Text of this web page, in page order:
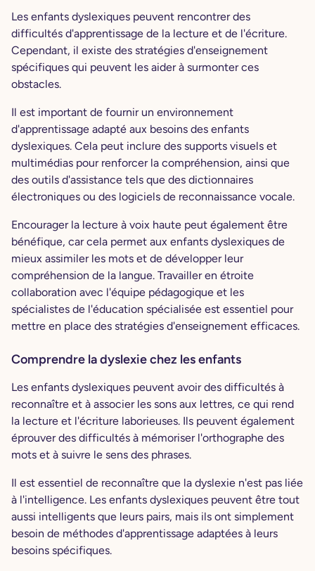
Les enfants dyslexiques peuvent rencontrer des
difficultés d'apprentissage de la lecture et de l'écriture.
Cependant, il existe des stratégies d'enseignement
spécifiques qui peuvent les aider à surmonter ces
obstacles.
Il est important de fournir un environnement
d'apprentissage adapté aux besoins des enfants
dyslexiques. Cela peut inclure des supports visuels et
multimédias pour renforcer la compréhension, ainsi que
des outils d'assistance tels que des dictionnaires
électroniques ou des logiciels de reconnaissance vocale.
Encourager la lecture à voix haute peut également être
bénéfique, car cela permet aux enfants dyslexiques de
mieux assimiler les mots et de développer leur
compréhension de la langue. Travailler en étroite
collaboration avec l'équipe pédagogique et les
spécialistes de l'éducation spécialisée est essentiel pour
mettre en place des stratégies d'enseignement efficaces.
Comprendre la dyslexie chez les enfants
Les enfants dyslexiques peuvent avoir des difficultés à
reconnaître et à associer les sons aux lettres, ce qui rend
la lecture et l'écriture laborieuses. Ils peuvent également
éprouver des difficultés à mémoriser l'orthographe des
mots et à suivre le sens des phrases.
Il est essentiel de reconnaître que la dyslexie n'est pas liée
à l'intelligence. Les enfants dyslexiques peuvent être tout
aussi intelligents que leurs pairs, mais ils ont simplement
besoin de méthodes d'apprentissage adaptées à leurs
besoins spécifiques.